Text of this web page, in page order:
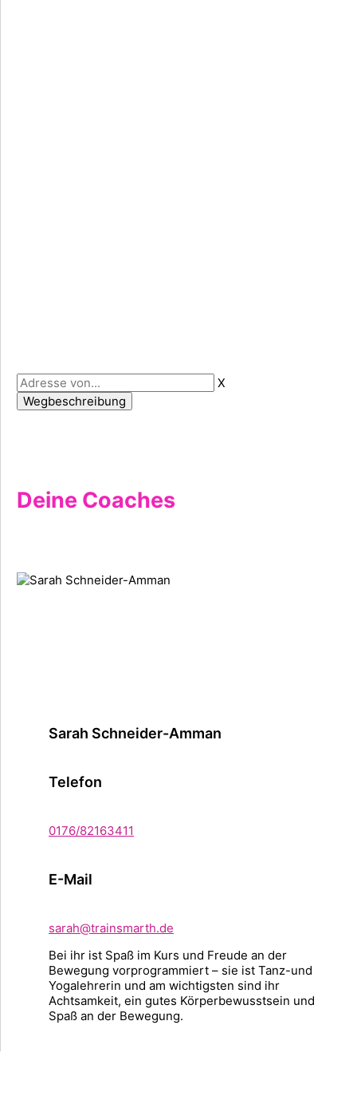
X
Deine Coaches
Sarah Schneider-Amman
Telefon
0176/82163411
E-Mail
sarah@trainsmarth.de
Bei ihr ist Spaß im Kurs und Freude an der
Bewegung vorprogrammiert – sie ist Tanz-und
Yogalehrerin und am wichtigsten sind ihr
Achtsamkeit, ein gutes Körperbewusstsein und
Spaß an der Bewegung.